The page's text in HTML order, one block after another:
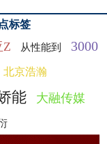
标签
Z 从性能到 3000
北京浩瀚
能
大融传媒